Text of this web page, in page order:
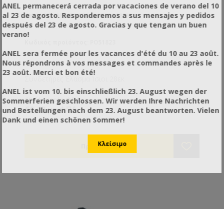
ΣΥΝΔΕΤΉΡΕΣ ΈΛΑΣΜΑ ΊΣΙΟΙ 28ΕΚ
€0,51 χωρίς ΦΠΑ
€0,63 με ΦΠΑ
ANEL permanecerá cerrada por vacaciones de verano del 10
al 23 de agosto. Responderemos a sus mensajes y pedidos
después del 23 de agosto. Gracias y que tengan un buen
verano!
ANEL sera fermée pour les vacances d'été du 10 au 23 août.
Nous répondrons à vos messages et commandes après le
23 août. Merci et bon été!
ANEL ist vom 10. bis einschließlich 23. August wegen der
Sommerferien geschlossen. Wir werden Ihre Nachrichten
und Bestellungen nach dem 23. August beantworten. Vielen
Dank und einen schönen Sommer!